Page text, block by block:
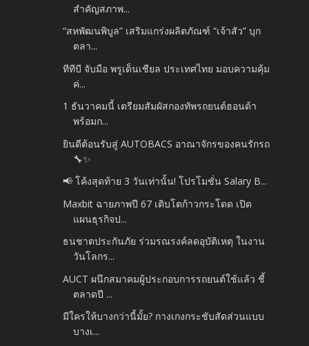
สำคัญสภาพ...
“สหพัฒนพิบูล” เสริมแกร่งผลิตภัณฑ์ “เจ้าสัว” บุก
ตลา...
ทีทีบี จับมือ พรูเด็นเชียล ประเทศไทย มอบความคุ้ม
ค่...
1 ธันวาคมนี้ เตรียมสัมผัสกองทัพรถยนต์ฮอนด้า
พร้อมก...
ยินดีต้อนรับสู่ AUTOBACS อาณาจักรของคนรักรถ
🔧✨
📢 โค้งสุดท้าย 3 วันเท่านั้น! โปรโมชั่น Salary B...
Maxbit ฉายภาพปี 67 เติบโตก้าวกระโดด เปิด
แผนธุรกิจป...
ธนชาตประกันภัย ร่วมรณรงค์ลดอุบัติเหตุ ในงาน
วันโลกร...
AUCT ผนึกสมาคมผู้ประกอบการรถยนต์ใช้แล้ว ชี้
ตลาดปี ...
มีใครให้บางกว่านี้มั้ย? กางเกงกระชับสัดส่วนแบบ
บางเ...